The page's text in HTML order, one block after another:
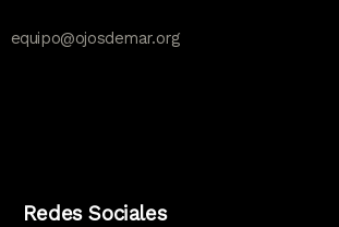
equipo@ojosdemar.org
Redes Sociales